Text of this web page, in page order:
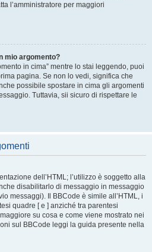
l’amministratore per maggiori
mio argomento?
in cima” mentre lo stai leggendo, puoi
pagina. Se non lo vedi, significa che
possibile spostare in cima gli argomenti
Tuttavia, sii sicuro di rispettare le
dell’HTML; l’utilizzo è soggetto alla
disabilitarlo di messaggio in messaggio
messaggi). Il BBCode è simile all’HTML, i
quadre [ e ] anziché tra parentesi
su cosa e come viene mostrato nei
sul BBCode leggi la guida presente nella